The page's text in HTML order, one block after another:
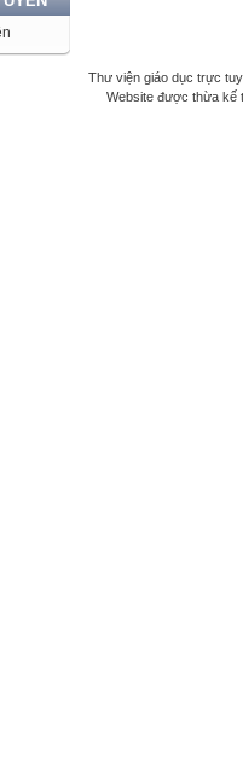
Thư viện giáo dục trực
Website được thừa kế